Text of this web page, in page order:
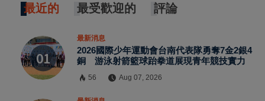
最近的 最受歡迎的 評論
最新消息
2026國際少年運動會台南代表隊勇奪7金2銀4
銅 游泳射箭籃球跆拳道展現青年競技實力
56 Aug 07, 2026